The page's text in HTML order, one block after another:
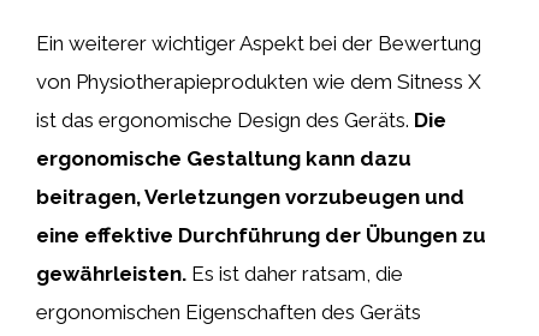
Ein weiterer wichtiger Aspekt bei der Bewertung
von Physiotherapieprodukten wie dem Sitness X
ist das ergonomische Design des Geräts. Die
ergonomische Gestaltung kann dazu
beitragen, Verletzungen vorzubeugen und
eine effektive Durchführung der Übungen zu
gewährleisten. Es ist daher ratsam, die
ergonomischen Eigenschaften des Geräts